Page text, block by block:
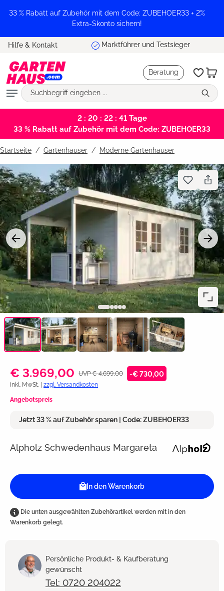
springen
33 % Rabatt auf Zubehör mit dem Code: ZUBEHOER33 + 2%
Extra-Skonto sichern!
Hilfe & Kontakt Marktführer und Testsieger
Beratung
2 : 20 : 22 : 41Tage
33 % Rabatt auf Zubehör mit dem Code: ZUBEHOER33
Startseite Gartenhäuser / Moderne Gartenhäuser
Bildergalerie überspringen
€ 3.969,00 UVP € 4.699,00 -€ 730,00
inkl. MwSt. | zzgl. Versandkosten
Angebotspreis
Jetzt 33 % auf Zubehör sparen | Code: ZUBEHOER33
Alpholz Schwedenhaus Margareta
In den Warenkorb
Die unten ausgewählten Zubehörartikel werden mit in den
Warenkorb gelegt.
Persönliche Produkt- & Kaufberatung
gewünscht
Tel: 0720 204022